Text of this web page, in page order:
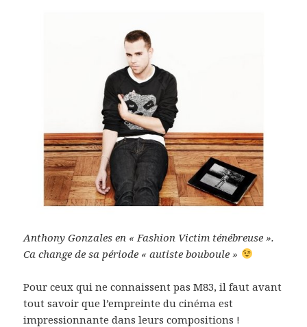
Anthony Gonzales en « Fashion Victim ténébreuse ».
Ca change de sa période « autiste bouboule »
Pour ceux qui ne connaissent pas M83, il faut avant
tout savoir que l’empreinte du cinéma est
impressionnante dans leurs compositions !